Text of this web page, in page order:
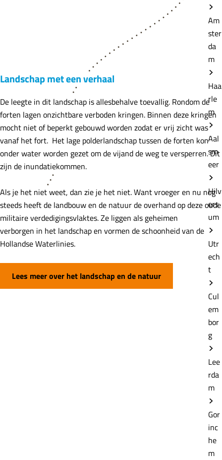
Am
ster
da
m
Haa
rle
m
Aal
sm
eer
Hilv
ers
um
Utr
ech
t
Cul
em
bor
g
Lee
rda
m
Gor
inc
he
m
Landschap met een verhaal
De leegte in dit landschap is allesbehalve toevallig. Rondom de
forten lagen onzichtbare verboden kringen. Binnen deze kringen
mocht niet of beperkt gebouwd worden zodat er vrij zicht was
vanaf het fort. Het lage polderlandschap tussen de forten kon
onder water worden gezet om de vijand de weg te versperren. Dit
zijn de inundatiekommen.
Als je het niet weet, dan zie je het niet. Want vroeger en nu nog
steeds heeft de landbouw en de natuur de overhand op deze oude
militaire verdedigingsvlaktes. Ze liggen als geheimen
verborgen in het landschap en vormen de schoonheid van de
Hollandse Waterlinies.
Lees meer over het landschap en de natuur